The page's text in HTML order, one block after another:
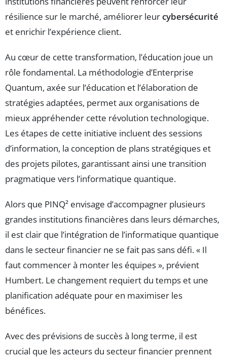
résilience sur le marché, améliorer leurcybersécurité
et enrichir l’expérience client.
Au cœur de cette transformation, l’éducation joue un
rôle fondamental. La méthodologie d’Enterprise
Quantum, axée sur l’éducation et l’élaboration de
stratégies adaptées, permet aux organisations de
mieux appréhender cette révolution technologique.
Les étapes de cette initiative incluent des sessions
d’information, la conception de plans stratégiques et
des projets pilotes, garantissant ainsi une transition
pragmatique vers l’informatique quantique.
Alors que PINQ² envisage d’accompagner plusieurs
grandes institutions financières dans leurs démarches,
il est clair que l’intégration de l’informatique quantique
dans le secteur financier ne se fait pas sans défi. « Il
faut commencer à monter les équipes », prévient
Humbert. Le changement requiert du temps et une
planification adéquate pour en maximiser les
bénéfices.
Avec des prévisions de succès à long terme, il est
crucial que les acteurs du secteur financier prennent